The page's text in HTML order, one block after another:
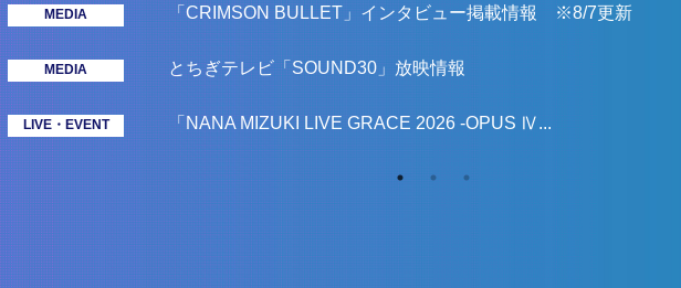
MEDIA 「CRIMSON BULLET」インタビュー掲載情報 ※8/7更新
MEDIA とちぎテレビ「SOUND30」放映情報
LIVE・EVENT 「NANA MIZUKI LIVE GRACE 2026 -OPUS Ⅳ...